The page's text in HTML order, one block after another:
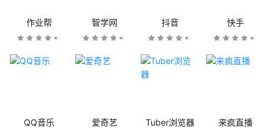
作业帮 智学网 抖音 快手
QQ音乐 爱奇艺 Tuber浏览器 来疯直播